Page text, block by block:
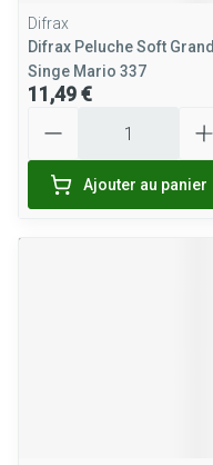
Difrax
Difrax Peluche Soft Grand
Singe Mario 337
11,49 €
Ajouter au panier